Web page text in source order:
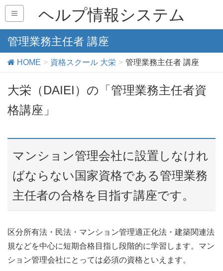
ヘルプ情報システム
管理業務主任者 講座
HOME 資格スクール 大栄 管理業務主任者 講座
大栄（DAIEI）の「管理業務主任者資
格講座」
マンション管理会社に設置しなけれ
ばならない国家資格である管理業務
主任者の合格を目指す講座です。
区分所有法・民法・マンション管理適正化法・建築関連法
規などを中心に短期合格目指し段階的に学習します。マン
ション管理会社にとっては必須の資格といえます。